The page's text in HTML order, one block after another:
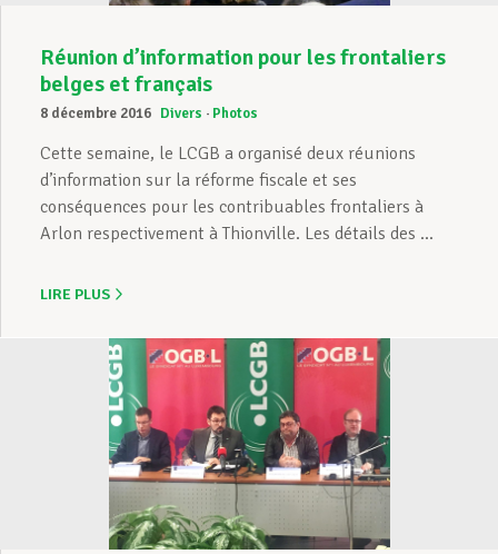
Réunion d’information pour les frontaliers
belges et français
8 décembre 2016 Divers Photos
Cette semaine, le LCGB a organisé deux réunions
d’information sur la réforme fiscale et ses
conséquences pour les contribuables frontaliers à
Arlon respectivement à Thionville. Les détails des ...
LIRE PLUS